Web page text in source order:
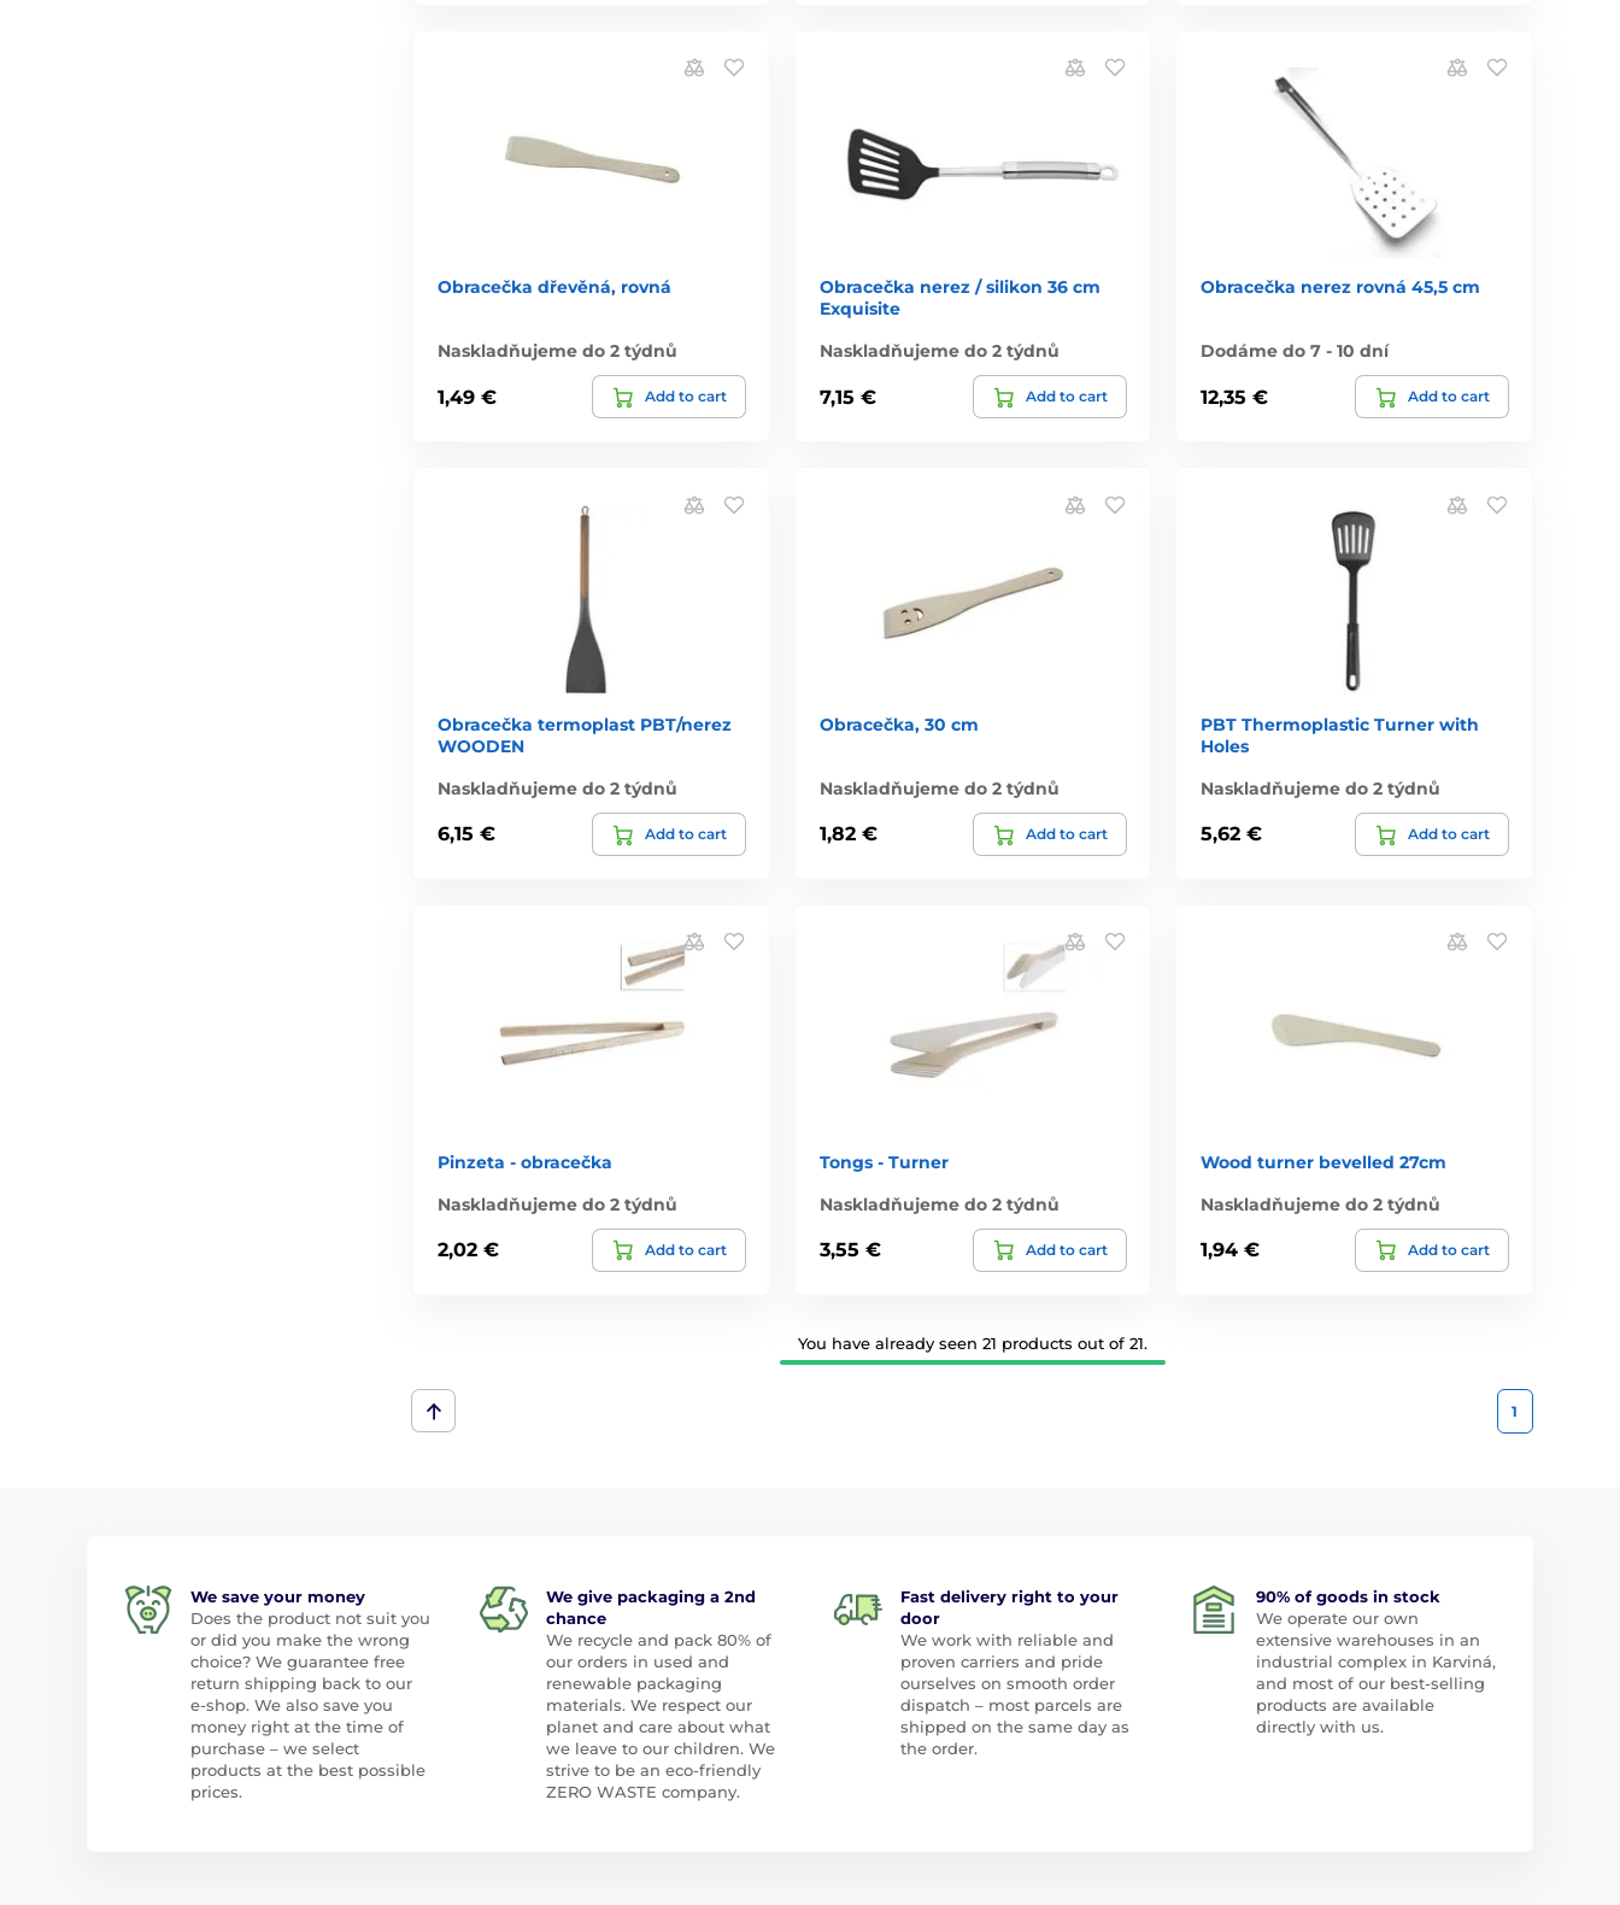
Obracečka dřevěná, rovná
Naskladňujeme do 2 týdnů
1,49 € Add to cart
Obracečka nerez / silikon 36 cm
Exquisite
Naskladňujeme do 2 týdnů
7,15 € Add to cart
Obracečka nerez rovná 45,5 cm
Dodáme do 7 - 10 dní
12,35 € Add to cart
Obracečka termoplast PBT/nerez
WOODEN
Naskladňujeme do 2 týdnů
6,15 € Add to cart
Obracečka, 30 cm
Naskladňujeme do 2 týdnů
1,82 € Add to cart
PBT Thermoplastic Turner with
Holes
Naskladňujeme do 2 týdnů
5,62 € Add to cart
Pinzeta - obracečka
Naskladňujeme do 2 týdnů
2,02 € Add to cart
Tongs - Turner
Naskladňujeme do 2 týdnů
3,55 € Add to cart
Wood turner bevelled 27cm
Naskladňujeme do 2 týdnů
1,94 € Add to cart
You have already seen 21 products out of 21.
1
We save your money
Does the product not suit you
or did you make the wrong
choice? We guarantee free
return shipping back to our
e-shop. We also save you
money right at the time of
purchase – we select
products at the best possible
prices.
We give packaging a 2nd
chance
We recycle and pack 80% of
our orders in used and
renewable packaging
materials. We respect our
planet and care about what
we leave to our children. We
strive to be an eco-friendly
ZERO WASTE company.
Fast delivery right to your
door
We work with reliable and
proven carriers and pride
ourselves on smooth order
dispatch – most parcels are
shipped on the same day as
the order.
90% of goods in stock
We operate our own
extensive warehouses in an
industrial complex in Karviná,
and most of our best-selling
products are available
directly with us.